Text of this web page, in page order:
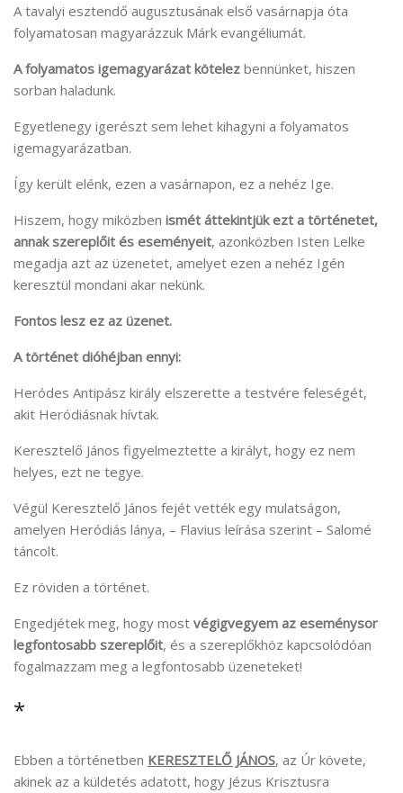
A tavalyi esztendő augusztusának első vasárnapja óta
folyamatosan magyarázzuk Márk evangéliumát.
A folyamatos igemagyarázat kötelez bennünket, hiszen
sorban haladunk.
Egyetlenegy igerészt sem lehet kihagyni a folyamatos
igemagyarázatban.
Így került elénk, ezen a vasárnapon, ez a nehéz Ige.
Hiszem, hogy miközben ismét áttekintjük ezt a történetet,
annak szereplőit és eseményeit, azonközben Isten Lelke
megadja azt az üzenetet, amelyet ezen a nehéz Igén
keresztül mondani akar nekünk.
Fontos lesz ez az üzenet.
A történet dióhéjban ennyi:
Heródes Antipász király elszerette a testvére feleségét,
akit Heródiásnak hívtak.
Keresztelő János figyelmeztette a királyt, hogy ez nem
helyes, ezt ne tegye.
Végül Keresztelő János fejét vették egy mulatságon,
amelyen Heródiás lánya, – Flavius leírása szerint – Salomé
táncolt.
Ez röviden a történet.
Engedjétek meg, hogy most végigvegyem az eseménysor
legfontosabb szereplőit, és a szereplőkhöz kapcsolódóan
fogalmazzam meg a legfontosabb üzeneteket!
*
Ebben a történetben KERESZTELŐ JÁNOS, az Úr követe,
akinek az a küldetés adatott, hogy Jézus Krisztusra